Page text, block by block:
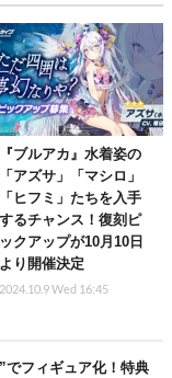
『ブルアカ』水着姿の
「アズサ」「マシロ」
「ヒフミ」たちを入手
するチャンス！復刻ピ
ックアップが10月10日
より開催決定
2024.10.9 Wed 16:45
フィギュア化！特典